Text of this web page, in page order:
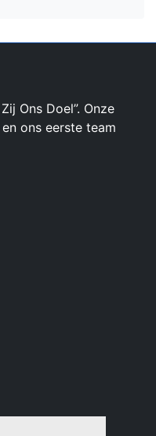
Ons Doel”. Onze
ons eerste team